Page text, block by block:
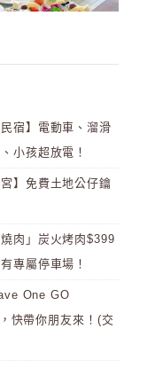
宿】電動車、溜滑
小孩超放電！
】免費土地公仔鑰
肉」炭火烤肉$399
專屬停車場！
One GO
快帶你朋友來！(交